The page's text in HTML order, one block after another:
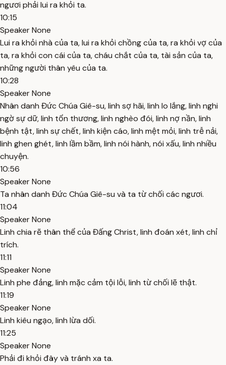
ngươi phải lui ra khỏi ta.
10:15
Speaker None
Lui ra khỏi nhà của ta, lui ra khỏi chồng của ta, ra khỏi vợ của
ta, ra khỏi con cái của ta, cháu chắt của ta, tài sản của ta,
những người thân yêu của ta.
10:28
Speaker None
Nhân danh Đức Chúa Giê-su, linh sợ hãi, linh lo lắng, linh nghi
ngờ sự dữ, linh tổn thương, linh nghèo đói, linh nợ nần, linh
bệnh tật, linh sự chết, linh kiện cáo, linh mệt mỏi, linh trễ nải,
linh ghen ghét, linh lầm bầm, linh nói hành, nói xấu, linh nhiều
chuyện.
10:56
Speaker None
Ta nhân danh Đức Chúa Giê-su và ta từ chối các ngươi.
11:04
Speaker None
Linh chia rẽ thân thể của Đấng Christ, linh đoán xét, linh chỉ
trích.
11:11
Speaker None
Linh phe đảng, linh mặc cảm tội lỗi, linh từ chối lẽ thật.
11:19
Speaker None
Linh kiêu ngạo, linh lừa dối.
11:25
Speaker None
Phải đi khỏi đây và tránh xa ta.